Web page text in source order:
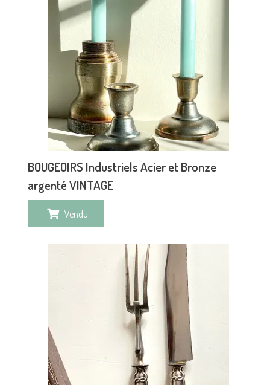
BOUGEOIRS Industriels Acier et Bronze
argenté VINTAGE
Vendu